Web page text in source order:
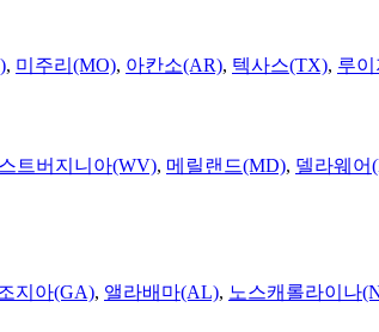
, 미주리(MO), 아칸소(AR), 텍사스(TX), 루
트버지니아(WV), 메릴랜드(MD), 델라웨어
지아(GA), 앨라배마(AL), 노스캐롤라이나